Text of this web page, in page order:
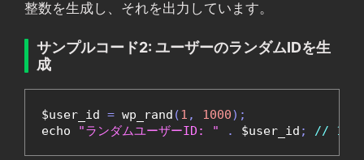
整数を生成し、それを出力しています。
サンプルコード2: ユーザーのランダムIDを生
成
$user_id = wp_rand (1 , 1000);
echo
"ランダムユーザーID: " . $user_id ; // 1から